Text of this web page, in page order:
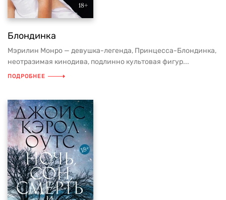
Блондинка
Мэрилин Монро — девушка-легенда, Принцесса-Блондинка,
неотразимая кинодива, подлинно культовая фигур...
ПОДРОБНЕЕ